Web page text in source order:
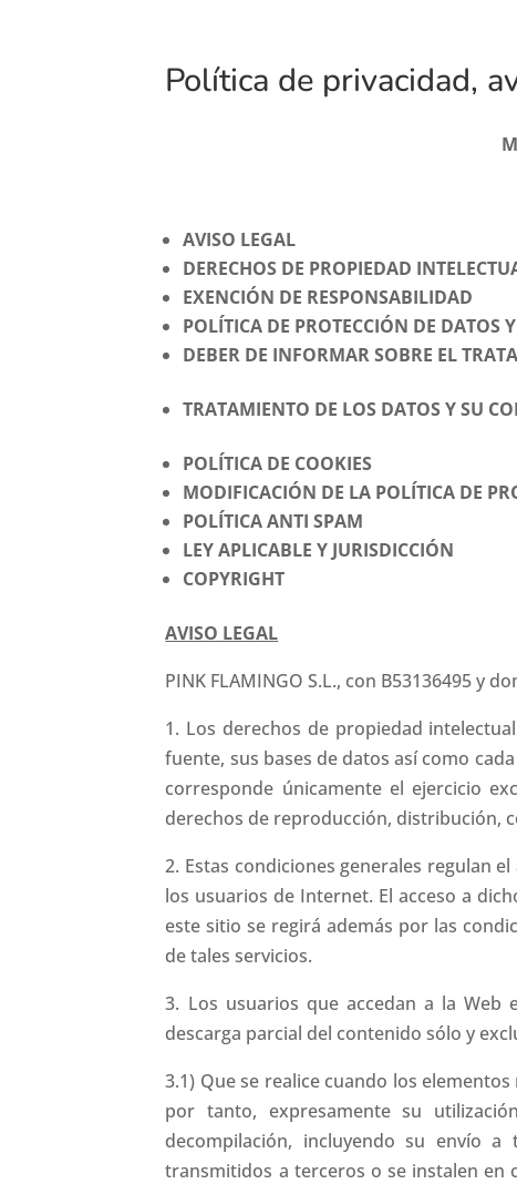
Política de privacidad,
AVISO LEGAL
DERECHOS DE PROPIEDAD
EXENCIÓN DE RESPONSABILIDAD
POLÍTICA DE PROTECCIÓN DE DATOS
DEBER DE INFORMAR SOBRE EL
TRATAMIENTO DE LOS DATOS Y SU
POLÍTICA DE COOKIES
MODIFICACIÓN DE LA POLÍTICA DE
POLÍTICA ANTI SPAM
LEY APLICABLE Y JURISDICCIÓN
COPYRIGHT
AVISO LEGAL
PINK FLAMINGO S.L., con B53136495 y
1. Los derechos de propiedad
fuente, sus bases de datos así como
corresponde únicamente el ejercicio
derechos de reproducción, distribución,
2. Estas condiciones generales regulan
los usuarios de Internet. El acceso a
este sitio se regirá además por las
de tales servicios.
3. Los usuarios que accedan a la
descarga parcial del contenido sólo y
3.1) Que se realice cuando los
por tanto, expresamente su
decompilación, incluyendo su envío
transmitidos a terceros o se instalen